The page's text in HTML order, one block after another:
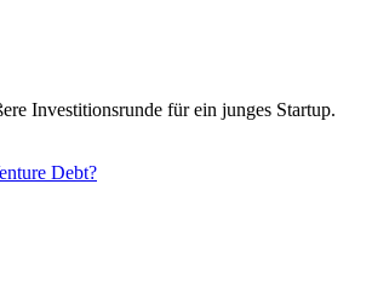
Investitionsrunde für ein junges Startup.
Debt?